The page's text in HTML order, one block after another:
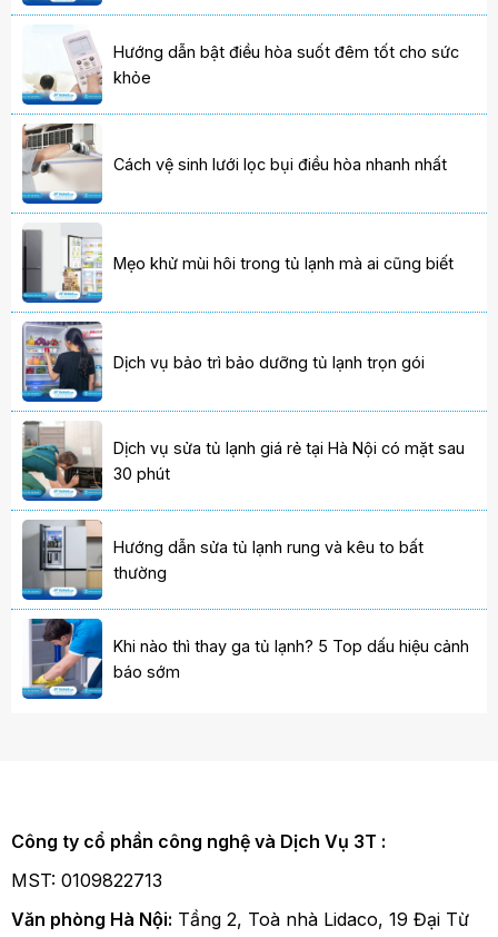
Hướng dẫn bật điều hòa suốt đêm tốt cho sức
khỏe
Cách vệ sinh lưới lọc bụi điều hòa nhanh nhất
Mẹo khử mùi hôi trong tủ lạnh mà ai cũng biết
Dịch vụ bảo trì bảo dưỡng tủ lạnh trọn gói
Dịch vụ sửa tủ lạnh giá rẻ tại Hà Nội có mặt sau
30 phút
Hướng dẫn sửa tủ lạnh rung và kêu to bất
thường
Khi nào thì thay ga tủ lạnh? 5 Top dấu hiệu cảnh
báo sớm
Công ty cổ phần công nghệ và Dịch Vụ 3T :
MST: 0109822713
Văn phòng Hà Nội: Tầng 2, Toà nhà Lidaco, 19 Đại Từ